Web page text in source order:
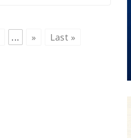
... » Last »